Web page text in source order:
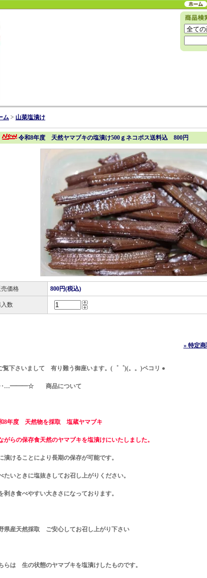
ム > 山菜塩漬け
令和8年度 天然ヤマブキの塩漬け500ｇネコポス送料込 800円
価格 800円(税込)
数
» 特定
覧下さいまして 有り難う御座います。(゜゜)(。。)ペコリ ●
‥…━━━☆ 商品について
8年度 天然物を採取 塩蔵ヤマブキ
がらの保存食天然のヤマブキを塩漬けにいたしました。
漬けることにより長期の保存が可能です。
たいときに塩抜きしてお召し上がりください。
剥き食べやすい大きさになっております。
県産天然採取 ご安心してお召し上がり下さい
らは 生の状態のヤマブキを塩漬けしたものです。